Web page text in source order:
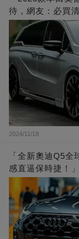
待，網友：必買
2024/11/18
「全新奧迪Q5
感直逼保時捷！」